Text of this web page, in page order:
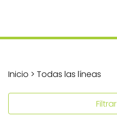
Inicio > Todas las líneas
Filtrar